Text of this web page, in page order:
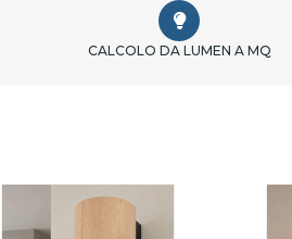
CALCOLO DA LUMEN A MQ